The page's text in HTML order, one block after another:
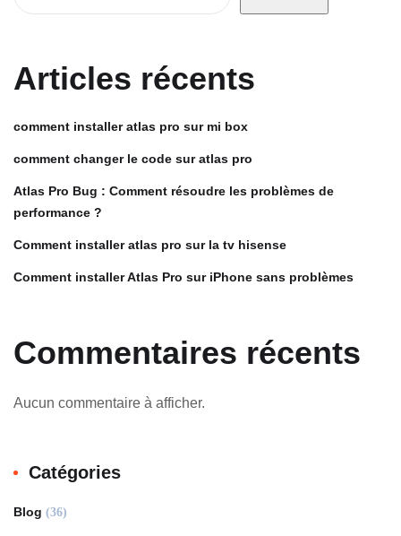
Articles récents
comment installer atlas pro sur mi box
comment changer le code sur atlas pro
Atlas Pro Bug : Comment résoudre les problèmes de
performance ?
Comment installer atlas pro sur la tv hisense
Comment installer Atlas Pro sur iPhone sans problèmes
Commentaires récents
Aucun commentaire à afficher.
Catégories
Blog (36)